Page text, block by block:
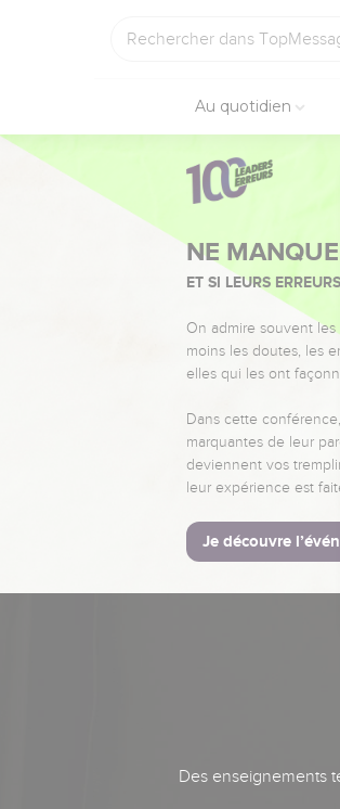
Au quotidien
NE
ET SI LEURS
On admire souvent les
moins les doutes, les
elles qui les ont
Dans cette
marquantes de leur
deviennent vos
leur expérience est
Je découvre
Des enseignements